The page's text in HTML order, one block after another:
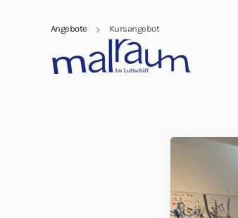
Angebote Kursangebot